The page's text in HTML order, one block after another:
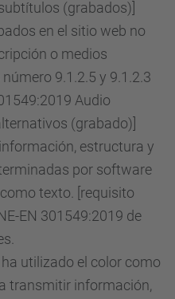
(grabados)]
en el sitio web no
o medios
9.1.2.5 y 9.1.2.3
Audio
(grabado)]
estructura y
por software
texto. [requisito
EN 301549:2019 de
utilizado el color como
transmitir información,